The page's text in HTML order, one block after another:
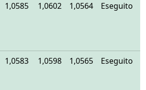
1,0585 1,0602 1,0564 Eseguito
1,0583 1,0598 1,0565 Eseguito